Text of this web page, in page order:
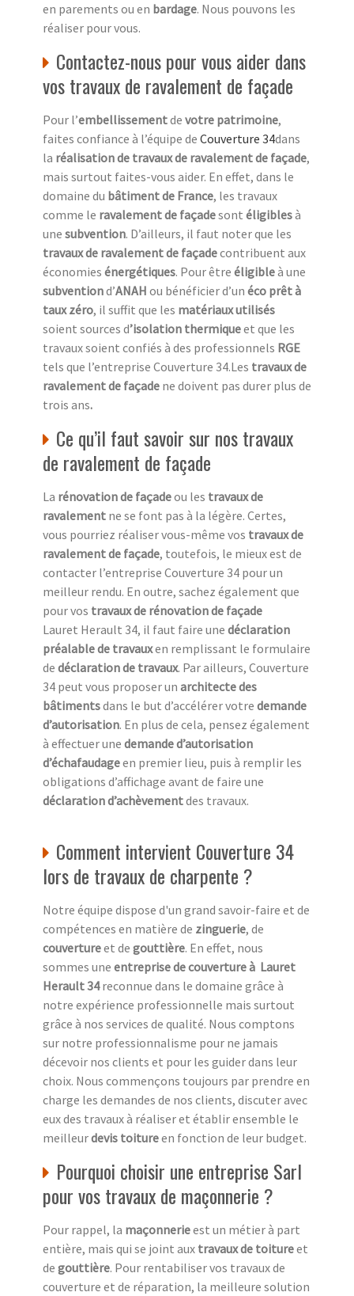
en parements ou en bardage. Nous pouvons les
réaliser pour vous.
Contactez-nous pour vous aider dans
vos travaux de ravalement de façade
Pour l’embellissementde votre patrimoine,
faites confiance à l’équipe de Couverture 34dans
la réalisation de travaux de ravalement de façade,
mais surtout faites-vous aider. En effet, dans le
domaine du bâtiment de France, les travaux
comme le ravalement de façadesont éligiblesà
une subvention. D’ailleurs, il faut noter que les
travaux de ravalement de façadecontribuent aux
économies énergétiques. Pour être éligibleà une
subventiond’ANAH ou bénéficier d’un éco prêt à
taux zéro, il suffit que les matériaux utilisés
soient sources d’isolation thermiqueet que les
travaux soient confiés à des professionnels RGE
tels que l’entreprise Couverture 34.Les travaux de
ravalement de façade ne doivent pas durer plus de
trois ans.
Ce qu’il faut savoir sur nos travaux
de ravalement de façade
La rénovation de façadeou les travaux de
ravalement ne se font pas à la légère. Certes,
vous pourriez réaliser vous-même vos travaux de
ravalement de façade, toutefois, le mieux est de
contacter l’entreprise Couverture 34 pour un
meilleur rendu. En outre, sachez également que
pour vos travaux de rénovation de façade
Lauret Herault 34, il faut faire une déclaration
préalable de travauxen remplissant le formulaire
de déclaration de travaux. Par ailleurs, Couverture
34 peut vous proposer un architecte des
bâtimentsdans le but d’accélérer votre demande
d’autorisation. En plus de cela, pensez également
à effectuer une demande d’autorisation
d’échafaudageen premier lieu, puis à remplir les
obligations d’affichage avant de faire une
déclaration d’achèvementdes travaux.
Comment intervient Couverture 34
lors de travaux de charpente ?
Notre équipe dispose d'un grand savoir-faire et de
compétences en matière de zinguerie, de
couvertureet de gouttière. En effet, nous
sommes une entreprise de couverture à Lauret
Herault 34reconnue dans le domaine grâce à
notre expérience professionnelle mais surtout
grâce à nos services de qualité. Nous comptons
sur notre professionnalisme pour ne jamais
décevoir nos clients et pour les guider dans leur
choix. Nous commençons toujours par prendre en
charge les demandes de nos clients, discuter avec
eux des travaux à réaliser et établir ensemble le
meilleurdevis toitureen fonction de leur budget.
Pourquoi choisir une entreprise Sarl
pour vos travaux de maçonnerie ?
Pour rappel, la maçonnerieest un métier à part
entière, mais qui se joint aux travaux de toitureet
de gouttière. Pour rentabiliser vos travaux de
couverture et de réparation, la meilleure solution